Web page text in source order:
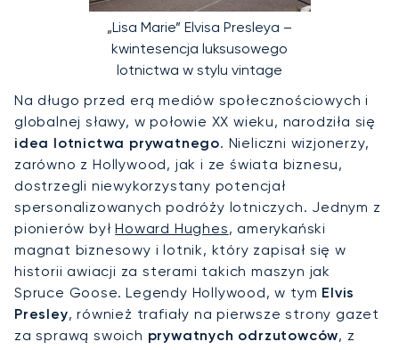
„Lisa Marie” Elvisa Presleya –
kwintesencja luksusowego
lotnictwa w stylu vintage
Na długo przed erą mediów społecznościowych i
globalnej sławy, w połowie XX wieku, narodziła się
idea lotnictwa prywatnego. Nieliczni wizjonerzy,
zarówno z Hollywood, jak i ze świata biznesu,
dostrzegli niewykorzystany potencjał
spersonalizowanych podróży lotniczych. Jednym z
pionierów byłHoward Hughes, amerykański
magnat biznesowy i lotnik, który zapisał się w
historii awiacji za sterami takich maszyn jak
Spruce Goose. Legendy Hollywood, w tym Elvis
Presley, również trafiały na pierwsze strony gazet
za sprawą swoich prywatnych odrzutowców, z